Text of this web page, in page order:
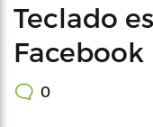
Teclado
Facebook
0